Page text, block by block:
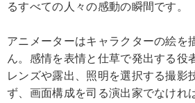
るすべての人々の感動の瞬間です。
アニメーターはキャラクターの絵を
ん。感情を表情と仕草で発出する役
レンズや露出、照明を選択する撮影
ず、画面構成を司る演出家でなけれ